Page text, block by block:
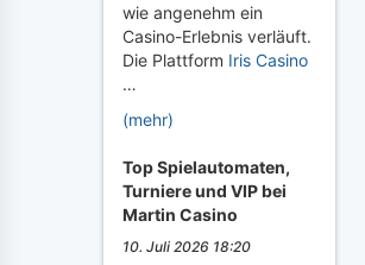
wie angenehm ein
Casino-Erlebnis verläuft.
Die Plattform Iris Casino
…
(mehr)
Top Spielautomaten,
Turniere und VIP bei
Martin Casino
10. Juli 2026 18:20